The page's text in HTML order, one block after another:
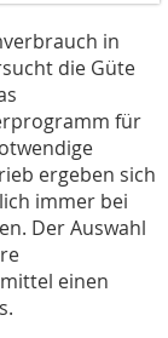
in
die Güte
für
ergeben sich
immer bei
Der Auswahl
einen